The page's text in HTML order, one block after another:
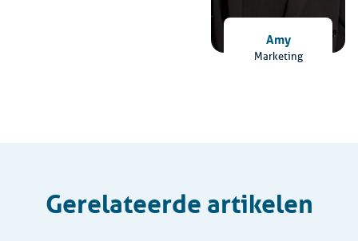
Amy
Marketing
Gerelateerde artikelen